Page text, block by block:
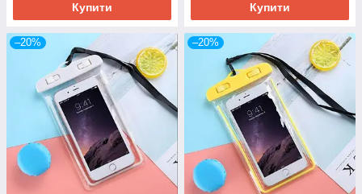
Купити Купити
–20% –20%